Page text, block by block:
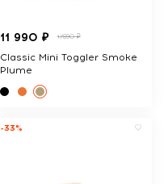
11 990 ₽ 17890 ₽
Classic Mini Toggler Smoke
Plume
-33%